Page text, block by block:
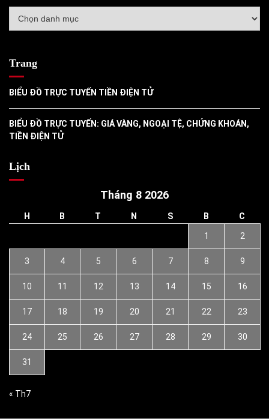
mục
Trang
BIỂU ĐỒ TRỰC TUYẾN TIỀN ĐIỆN TỬ
BIỂU ĐỒ TRỰC TUYẾN: GIÁ VÀNG, NGOẠI TỆ, CHỨNG KHOÁN,
TIỀN ĐIỆN TỬ
Lịch
Tháng 8 2026
H B T N S B C
1 2
3 4 5 6 7 8 9
10 11 12 13 14 15 16
17 18 19 20 21 22 23
24 25 26 27 28 29 30
31
« Th7